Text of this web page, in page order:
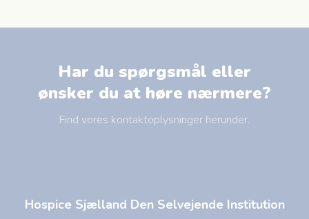
Har du spørgsmål eller
​ønsker du at høre nærmere?
Find vores kontaktoplysninger herunder.
Hospice Sjælland Den Selvejende Institution